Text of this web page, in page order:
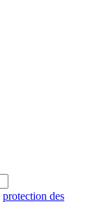
protection des